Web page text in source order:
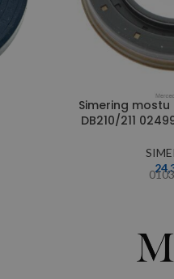
Simering
DB210/211